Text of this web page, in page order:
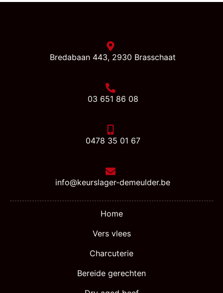
Bredabaan 443, 2930 Brasschaat
03 651 86 08
0478 35 01 67
info@keurslager-demeulder.be
Home
Vers vlees
Charcuterie
Bereide gerechten